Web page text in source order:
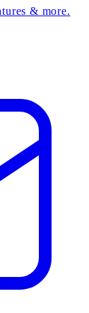
& more.